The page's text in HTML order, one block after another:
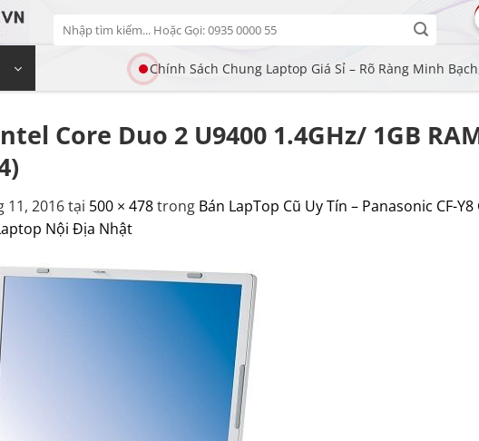
Tìm
kiếm:
Chính Sách Chung Laptop Giá Sỉ – Rõ Ràng Minh
Core Duo 2 U9400 1.4GHz/ 1GB
11, 2016tại 500 × 478trong Bán LapTop Cũ Uy Tín – Panasonic CF-
Nội Địa Nhật